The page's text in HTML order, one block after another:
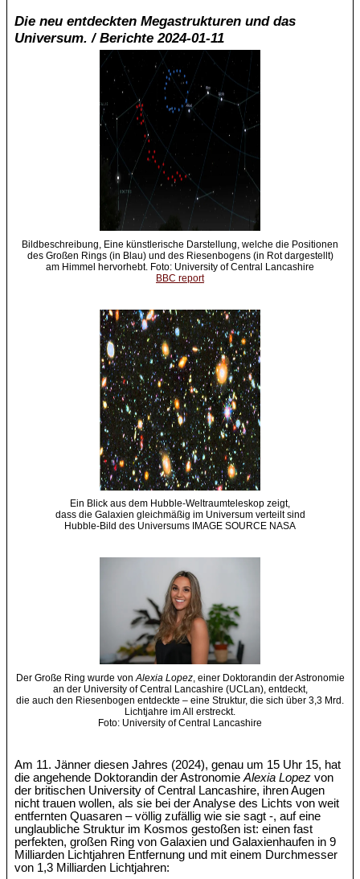
Die neu entdeckten Megastrukturen und das
Universum. / Berichte 2024-01-11
Bildbeschreibung, Eine künstlerische Darstellung, welche die Positionen
des Großen Rings (in Blau) und des Riesenbogens (in Rot dargestellt)
am Himmel hervorhebt. Foto: University of Central Lancashire
BBC report
Ein Blick aus dem Hubble-Weltraumteleskop zeigt,
dass die Galaxien gleichmäßig im Universum verteilt sind
Hubble-Bild des Universums IMAGE SOURCE NASA
Der Große Ring wurde von Alexia Lopez, einer Doktorandin der Astronomie
an der University of Central Lancashire (UCLan), entdeckt,
die auch den Riesenbogen entdeckte – eine Struktur, die sich über 3,3 Mrd.
Lichtjahre im All erstreckt.
Foto: University of Central Lancashire
Am 11. Jänner diesen Jahres (2024), genau um 15 Uhr 15, hat
die angehende Doktorandin der AstronomieAlexia Lopez von
der britischen University of Central Lancashire, ihren Augen
nicht trauen wollen, als sie bei der Analyse des Lichts von weit
entfernten Quasaren – völlig zufällig wie sie sagt -, auf eine
unglaubliche Struktur im Kosmos gestoßen ist: einen fast
perfekten, großen Ring von Galaxien und Galaxienhaufen in 9
Milliarden Lichtjahren Entfernung und mit einem Durchmesser
von 1,3 Milliarden Lichtjahren: